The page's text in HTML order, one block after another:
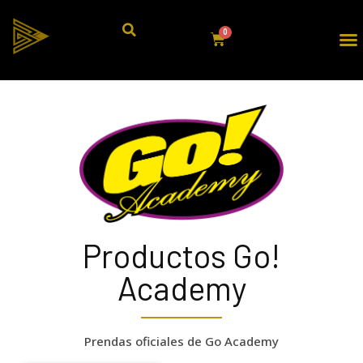
Productos Go!
Academy
Prendas oficiales de Go Academy